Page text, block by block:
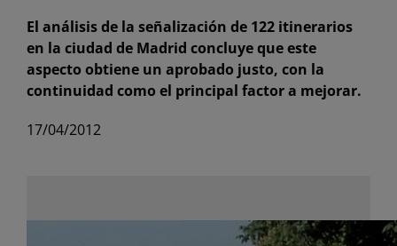
El análisis de la señalización de 122 itinerarios
en la ciudad de Madrid concluye que este
aspecto obtiene un aprobado justo, con la
continuidad como el principal factor a mejorar.
17/04/2012